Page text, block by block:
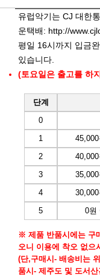
유럽악기는 CJ 대한
운택배: http://
평일 16시까지 입금
있습니다.
(토요일은 출고를 하
단계
0
1
2
3
4
5
0원
※ 제품 반품시에는 구
오니 이용에 착오 없으
(단,구매시- 배송비는
품시- 제주도 및 도서